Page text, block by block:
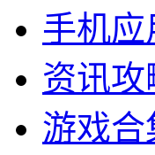
手机应
资讯攻
游戏合